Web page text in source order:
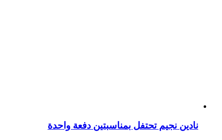
نادين نجيم تحتفل بمناسبتين دفعة واحدة